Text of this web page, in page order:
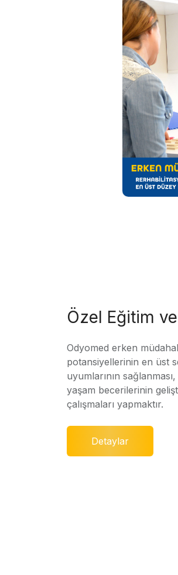
Özel Eğitim
Odyomed erken
potansiyellerinin en üst
uyumlarının
yaşam becerilerinin
çalışmaları yapmaktır.
Detaylar